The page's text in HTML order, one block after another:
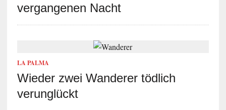
vergangenen Nacht
LA PALMA
Wieder zwei Wanderer tödlich
verunglückt